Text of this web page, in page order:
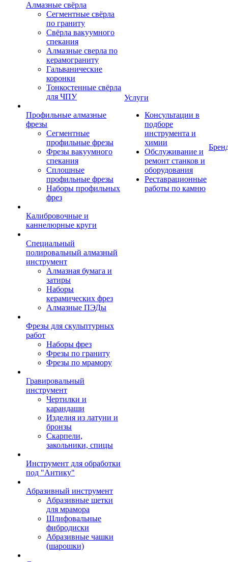
Алмазные свёрла
Сегментные свёрла
по граниту
Свёрла вакуумного
спекания
Алмазные сверла по
керамограниту
Гальванические
коронки
Тонкостенные свёрла
для ЧПУ
Профильные алмазные
фрезы
Сегментные
профильные фрезы
Фрезы вакуумного
спекания
Сплошные
профильные фрезы
Наборы профильных
фрез
Калибровочные и
каннелюрные круги
Специальный
полировальный алмазный
инструмент
Алмазная бумага и
затиры
Наборы
керамических фрез
Алмазные ПЭДы
Фрезы для скульптурных
работ
Наборы фрез
Фрезы по граниту
Фрезы по мрамору
Гравировальный
инструмент
Чертилки и
карандаши
Изделия из латуни и
бронзы
Скарпели,
закольники, спицы
Инструмент для обработки
под "Антику"
Абразивный инструмент
Абразивные щетки
для мрамора
Шлифовальные
фибродиски
Абразивные чашки
(шарошки)
Услуги
Консультации в
подборе
инструмента и
химии
Обслуживание и
ремонт станков и
оборудования
Реставрационные
работы по камню